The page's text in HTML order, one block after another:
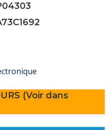
(Voir dans